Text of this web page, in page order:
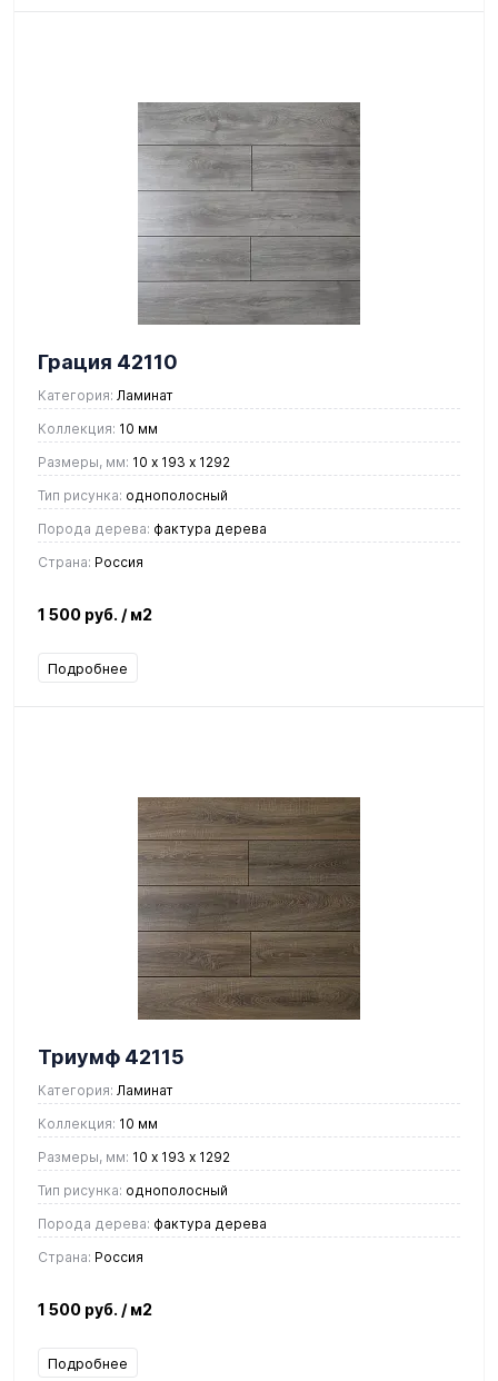
Грация 42110
Категория: Ламинат
Коллекция: 10 мм
Размеры, мм: 10 х 193 х 1292
Тип рисунка: однополосный
Порода дерева: фактура дерева
Страна: Россия
1 500 руб. / м2
Подробнее
Триумф 42115
Категория: Ламинат
Коллекция: 10 мм
Размеры, мм: 10 х 193 х 1292
Тип рисунка: однополосный
Порода дерева: фактура дерева
Страна: Россия
1 500 руб. / м2
Подробнее